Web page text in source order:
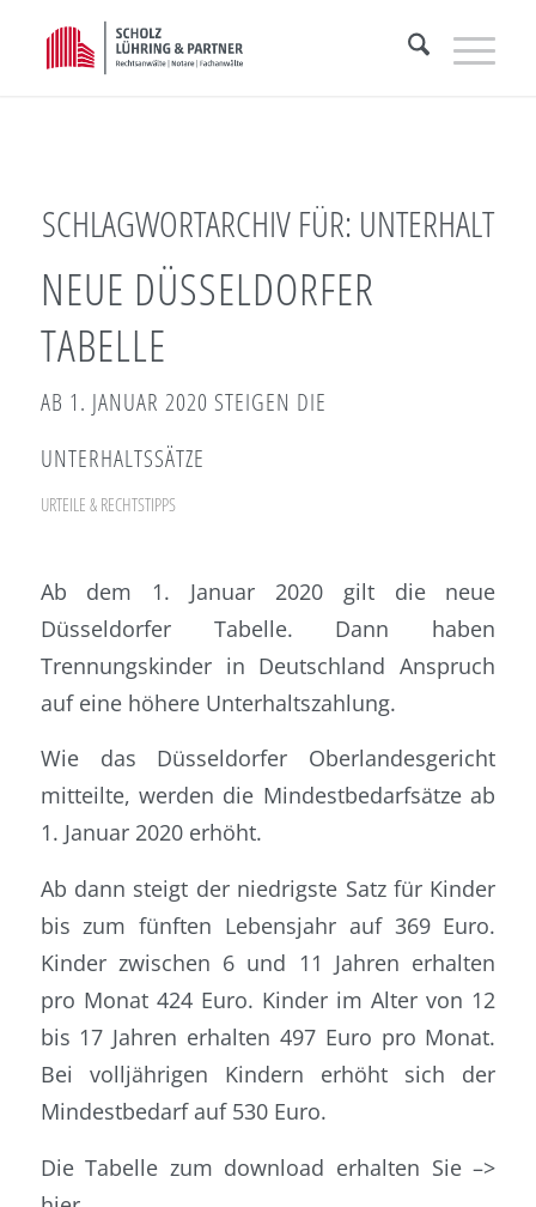
SCHLAGWORTARCHIV FÜR: UNTERHALT
NEUE DÜSSELDORFER
TABELLE
AB 1. JANUAR 2020 STEIGEN DIE
UNTERHALTSSÄTZE
URTEILE & RECHTSTIPPS
Ab dem 1. Januar 2020 gilt die neue
Düsseldorfer Tabelle. Dann haben
Trennungskinder in Deutschland Anspruch
auf eine höhere Unterhaltszahlung.
Wie das Düsseldorfer Oberlandesgericht
mitteilte, werden die Mindestbedarfsätze ab
1. Januar 2020 erhöht.
Ab dann steigt der niedrigste Satz für Kinder
bis zum fünften Lebensjahr auf 369 Euro.
Kinder zwischen 6 und 11 Jahren erhalten
pro Monat 424 Euro. Kinder im Alter von 12
bis 17 Jahren erhalten 497 Euro pro Monat.
Bei volljährigen Kindern erhöht sich der
Mindestbedarf auf 530 Euro.
Die Tabelle zum download erhalten Sie –>